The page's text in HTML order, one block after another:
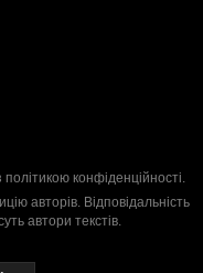
політикою конфіденційності.
авторів. Відповідальність
автори текстів.